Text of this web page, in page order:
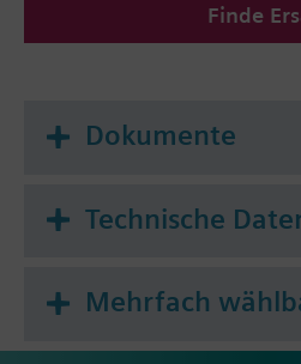
Finde
Dokumente
Technische
Mehrfach